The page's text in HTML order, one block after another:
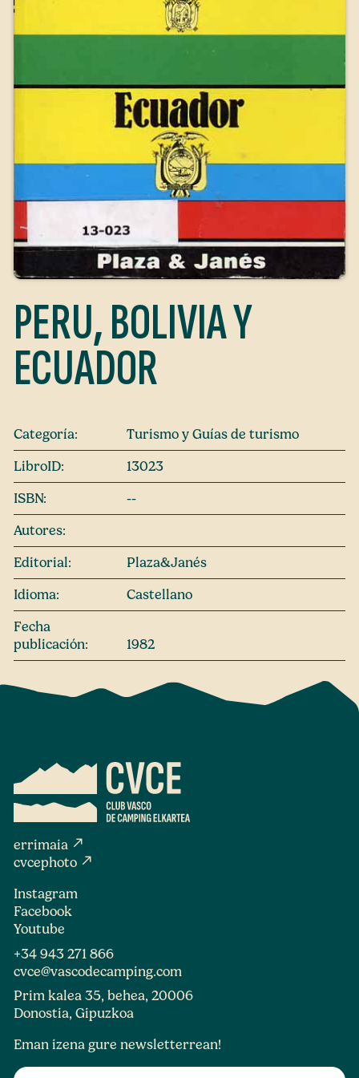
PERU, BOLIVIA Y
ECUADOR
Categoría:
Turismo y Guías de turismo
LibroID:
13023
ISBN:
--
Autores:
Editorial:
Plaza&Janés
Idioma:
Castellano
Fecha
publicación:
1982
errimaia north_east
cvcephoto north_east
Instagram
Facebook
Youtube
+34 943 271 866
cvce@vascodecamping.com
Prim kalea 35, behea, 20006
Donostia, Gipuzkoa
Eman izena gure newsletterrean!